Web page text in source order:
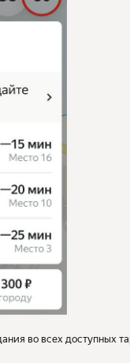
во всех доступных